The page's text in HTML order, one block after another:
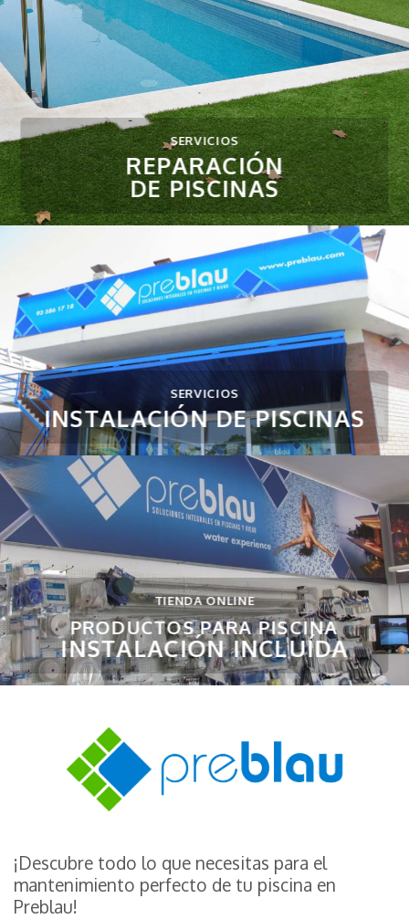
SERVICIOS
REPARACIÓN
DE PISCINAS
SERVICIOS
INSTALACIÓN DE PISCINAS
TIENDA ONLINE
PRODUCTOS PARA PISCINA
INSTALACIÓN INCLUÍDA
¡Descubre todo lo que necesitas para el
mantenimiento perfecto de tu piscina en
Preblau!